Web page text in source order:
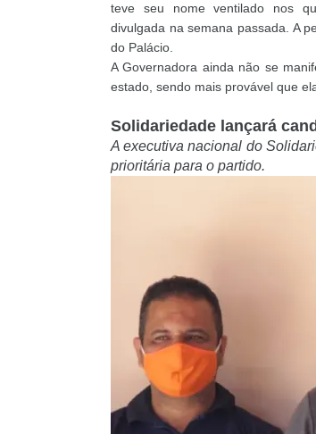
teve seu nome ventilado nos
divulgada na semana passada. A
do Palácio.
A Governadora ainda não se
estado, sendo mais provável que
Solidariedade lançará
A executiva nacional do
prioritária para o partido.